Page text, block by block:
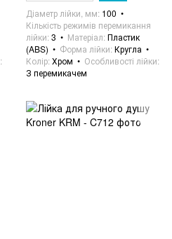
Діаметр лійки, мм 100
Кількість режимів перемикання
лійки 3 Матеріал Пластик
(ABS)
Форма лійки Кругла
Колір Хром
Особливості лійки
З перемикачем